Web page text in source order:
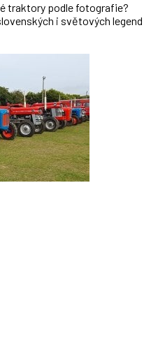
traktory podle fotografie?
i světových legend